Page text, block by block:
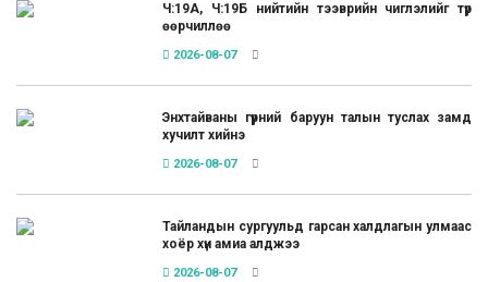
Ч:19А, Ч:19Б нийтийн тээврийн чиглэлийг түр
өөрчиллөө
2026-08-07
Энхтайваны гүүрний баруун талын туслах замд
хучилт хийнэ
2026-08-07
Тайландын сургуульд гарсан халдлагын улмаас
хоёр хүн амиа алджээ
2026-08-07